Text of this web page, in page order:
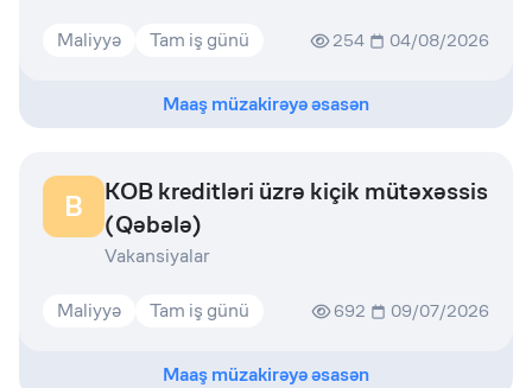
Maliyyə Tam iş günü 254 04/08/2026
Maaş müzakirəyə əsasən
B
KOB kreditləri üzrə kiçik mütəxəssis
(Qəbələ)
Vakansiyalar
Maliyyə Tam iş günü 692 09/07/2026
Maaş müzakirəyə əsasən